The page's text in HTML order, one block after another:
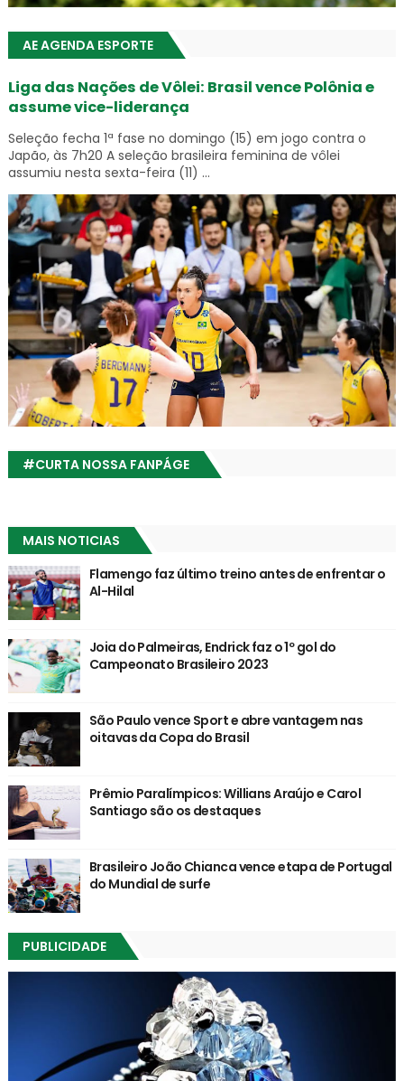
AE AGENDA ESPORTE
Liga das Nações de Vôlei: Brasil vence Polônia e
assume vice-liderança
Seleção fecha 1ª fase no domingo (15) em jogo contra o
Japão, às 7h20 A seleção brasileira feminina de vôlei
assumiu nesta sexta-feira (11) ...
#CURTA NOSSA FANPÁGE
MAIS NOTICIAS
Flamengo faz último treino antes de enfrentar o
Al-Hilal
Joia do Palmeiras, Endrick faz o 1º gol do
Campeonato Brasileiro 2023
São Paulo vence Sport e abre vantagem nas
oitavas da Copa do Brasil
Prêmio Paralímpicos: Willians Araújo e Carol
Santiago são os destaques
Brasileiro João Chianca vence etapa de Portugal
do Mundial de surfe
PUBLICIDADE